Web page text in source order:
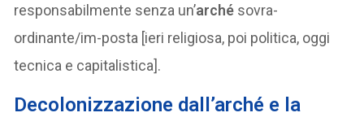
responsabilmente senza un’arché sovra-
ordinante/im-posta [ieri religiosa, poi politica, oggi
tecnica e capitalistica].
Decolonizzazione dall’arché e la